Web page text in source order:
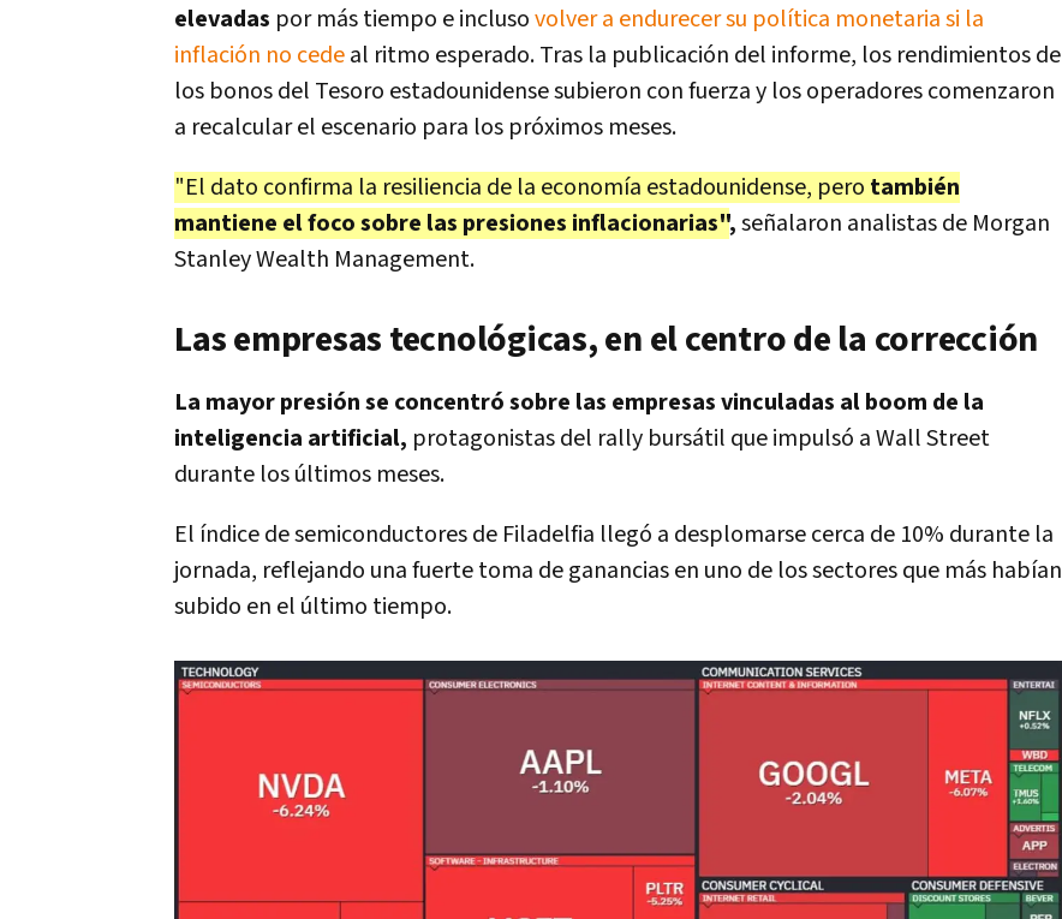
elevadas por más tiempo e inclusovolver a endurecer su política monetaria si la
inflación no cedeal ritmo esperado. Tras la publicación del informe, los rendimientos de
los bonos del Tesoro estadounidense subieron con fuerza y los operadores comenzaron
a recalcular el escenario para los próximos meses.
"El dato confirma la resiliencia de la economía estadounidense, pero también
mantiene el foco sobre las presiones inflacionarias",señalaron analistas de Morgan
Stanley Wealth Management.
Las empresas tecnológicas, en el centro de la corrección
La mayor presión se concentró sobre las empresas vinculadas al boom de la
inteligencia artificial, protagonistas del rally bursátil que impulsó a Wall Street
durante los últimos meses.
El índice de semiconductores de Filadelfia llegó a desplomarse cerca de 10% durante la
jornada, reflejando una fuerte toma de ganancias en uno de los sectores que más habían
subido en el último tiempo.